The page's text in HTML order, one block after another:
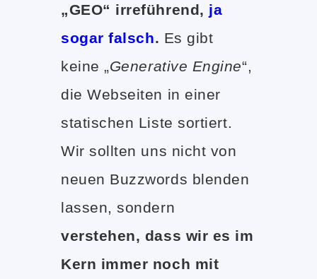
„GEO“ irreführend, ja
sogar falsch. Es gibt
keine „Generative Engine“,
die Webseiten in einer
statischen Liste sortiert.
Wir sollten uns nicht von
neuen Buzzwords blenden
lassen, sondern
verstehen, dass wir es im
Kern immer noch mit